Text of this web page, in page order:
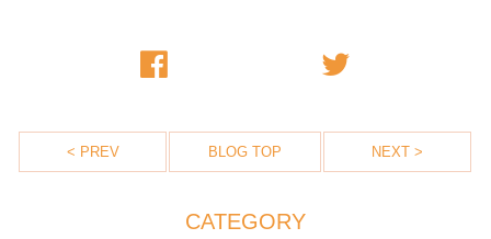
< PREV BLOG TOP NEXT >
CATEGORY